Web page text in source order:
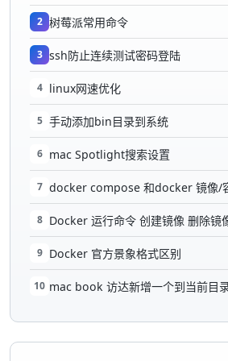
2 树莓派常用命令
3 ssh防止连续测试密码登陆
4 linux网速优化
5 手动添加bin目录到系统
6 mac Spotlight搜索设置
7 docker compose 和docker 镜像/
8 Docker 运行命令 创建镜像 删除镜
9 Docker 官方景象格式区别
10 mac book 访达新增一个到当前目